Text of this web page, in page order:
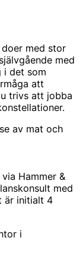
med stor
med
i det som
att
trivs att jobba
av mat och
Hammer &
med
är initialt 4
i